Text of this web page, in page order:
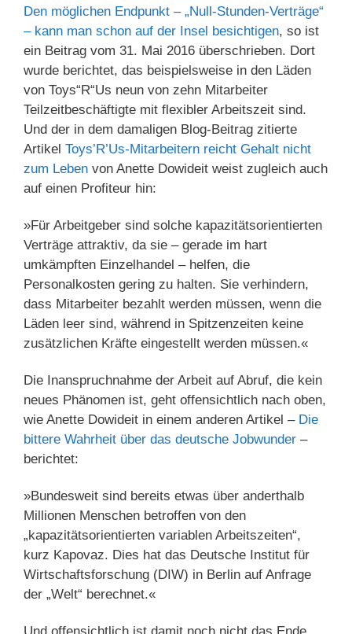
Den möglichen Endpunkt – „Null-Stunden-Verträge“
– kann man schon auf der Insel besichtigen, so ist
ein Beitrag vom 31. Mai 2016 überschrieben. Dort
wurde berichtet, das beispielsweise in den Läden
von Toys“R“Us neun von zehn Mitarbeiter
Teilzeitbeschäftigte mit flexibler Arbeitszeit sind.
Und der in dem damaligen Blog-Beitrag zitierte
Artikel Toys’R’Us-Mitarbeitern reicht Gehalt nicht
zum Leben von Anette Dowideit weist zugleich auch
auf einen Profiteur hin:
»Für Arbeitgeber sind solche kapazitätsorientierten
Verträge attraktiv, da sie – gerade im hart
umkämpften Einzelhandel – helfen, die
Personalkosten gering zu halten. Sie verhindern,
dass Mitarbeiter bezahlt werden müssen, wenn die
Läden leer sind, während in Spitzenzeiten keine
zusätzlichen Kräfte eingestellt werden müssen.«
Die Inanspruchnahme der Arbeit auf Abruf, die kein
neues Phänomen ist, geht offensichtlich nach oben,
wie Anette Dowideit in einem anderen Artikel – Die
bittere Wahrheit über das deutsche Jobwunder –
berichtet:
»Bundesweit sind bereits etwas über anderthalb
Millionen Menschen betroffen von den
„kapazitätsorientierten variablen Arbeitszeiten“,
kurz Kapovaz. Dies hat das Deutsche Institut für
Wirtschaftsforschung (DIW) in Berlin auf Anfrage
der „Welt“ berechnet.«